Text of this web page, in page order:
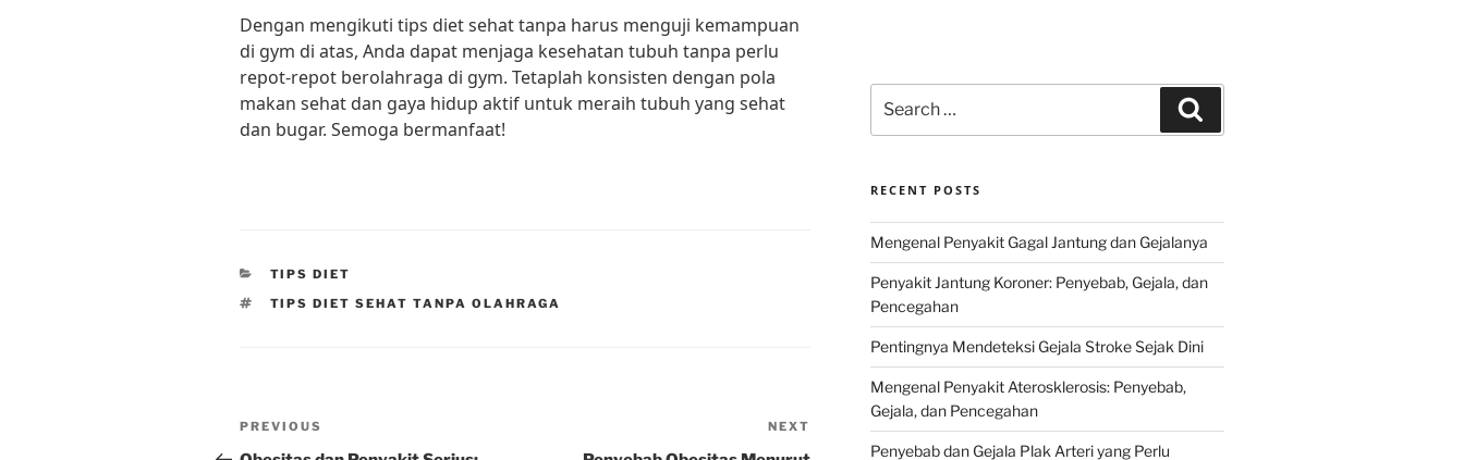
Dengan mengikuti tips diet sehat tanpa harus menguji kemampuan
di gym di atas, Anda dapat menjaga kesehatan tubuh tanpa perlu
repot-repot berolahraga di gym. Tetaplah konsisten dengan pola
makan sehat dan gaya hidup aktif untuk meraih tubuh yang sehat
dan bugar. Semoga bermanfaat!
CATEGORIES
TIPS DIET
TAGS
TIPS DIET SEHAT TANPA OLAHRAGA
Post
Previous
Post
PREVIOUS
Post
NEXT
for:
RECENT POSTS
Mengenal Penyakit Gagal Jantung dan Gejalanya
Penyakit Jantung Koroner: Penyebab, Gejala, dan
Pencegahan
Pentingnya Mendeteksi Gejala Stroke Sejak Dini
Mengenal Penyakit Aterosklerosis: Penyebab,
Gejala, dan Pencegahan
Penyebab dan Gejala Plak Arteri yang Perlu